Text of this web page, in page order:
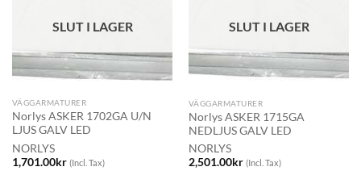
SLUT I LAGER
VÄGGARMATURER
Norlys ASKER 1702GA U/N
LJUS GALV LED
NORLYS
1,701.00kr (Incl. Tax)
SLUT I LAGER
VÄGGARMATURER
Norlys ASKER 1715GA
NEDLJUS GALV LED
NORLYS
2,501.00kr (Incl. Tax)